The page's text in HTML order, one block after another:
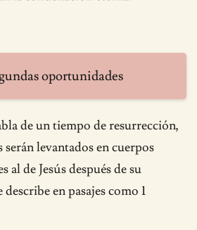
oportunidades
de un tiempo de resurrección,
levantados en cuerpos
al de Jesús después de su
en pasajes como 1